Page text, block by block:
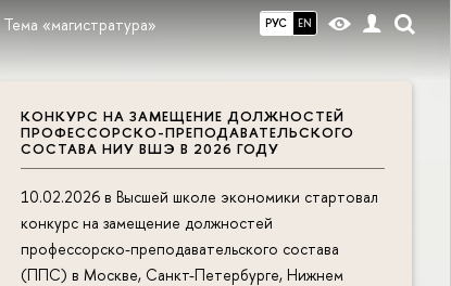
РУС EN
Тема «магистратура»
КОНКУРС НА ЗАМЕЩЕНИЕ ДОЛЖНОСТЕЙ
ПРОФЕССОРСКО-ПРЕПОДАВАТЕЛЬСКОГО
СОСТАВА НИУ ВШЭ В 2026 ГОДУ
10.02.2026 в Высшей школе экономики стартовал
конкурс на замещение должностей
профессорско-преподавательского состава
(ППС) в Москве, Санкт-Петербурге, Нижнем